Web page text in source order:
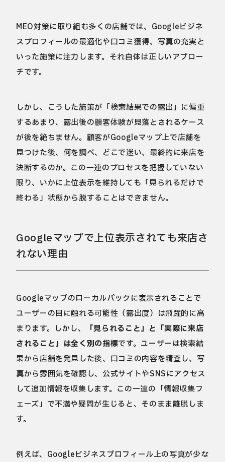
MEO対策に取り組む多くの店舗では、Googleビジネ
スプロフィールの最適化や口コミ獲得、写真の充実と
いった施策に注力します。それ自体は正しいアプロー
チです。
しかし、こうした施策が「検索結果での露出」に偏重
するあまり、露出後の顧客体験が見落とされるケース
が後を絶ちません。顧客がGoogleマップ上で店舗を
見つけた後、何を調べ、どこで迷い、最終的に来店を
決断するのか。この一連のプロセスを把握していない
限り、いかに上位表示を維持しても「見られるだけで
終わる」状態から脱することはできません。
Googleマップで上位表示されても来店さ
れない理由
Googleマップのローカルパックに表示されることで
ユーザーの目に触れる可能性（露出度）は飛躍的に高
まります。しかし、
「見られること」と「実際に来店
されること」は全く別の指標です。ユーザーは検索結
果から店舗を発見した後、口コミの内容を精査し、写
真から雰囲気を確認し、公式サイトやSNSにアクセス
して追加情報を収集します。この一連の「情報収集フ
ェーズ」で不満や疑問が生じると、そのまま離脱しま
す。
例えば、Googleビジネスプロフィール上の写真が少な